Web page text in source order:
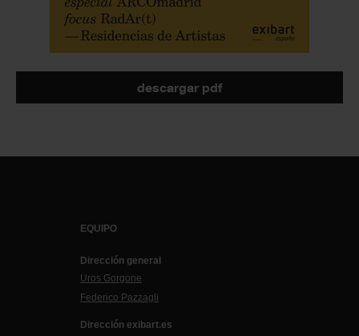
descargar pdf
EQUIPO
Dirección general
Uros Gorgone
Federico Pazzagli
Dirección exibart.es